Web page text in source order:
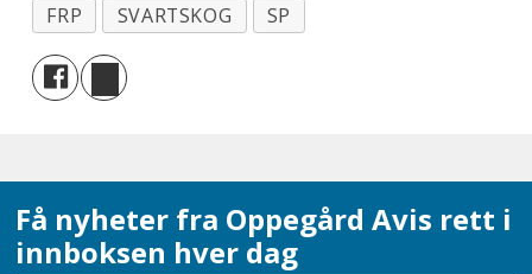
FRP
SVARTSKOG SP
Få nyheter fra Oppegård Avis rett i
innboksen hver dag